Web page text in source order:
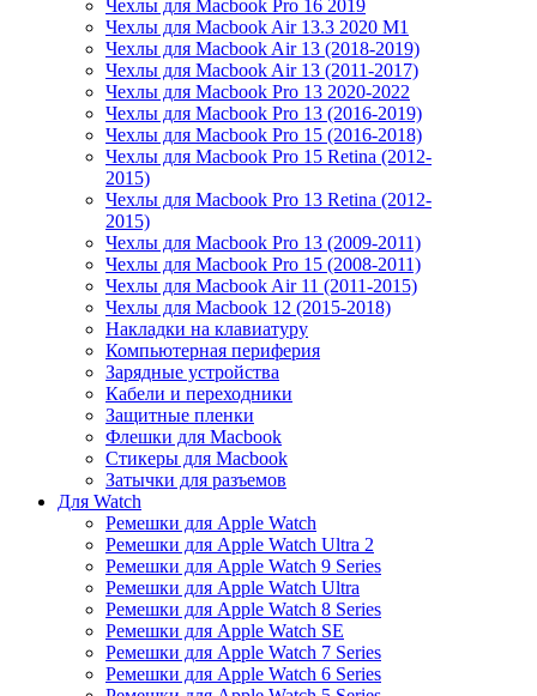
Чехлы для Macbook Pro 16 2019
Чехлы для Macbook Air 13.3 2020 M1
Чехлы для Macbook Air 13 (2018-2019)
Чехлы для Macbook Air 13 (2011-2017)
Чехлы для Macbook Pro 13 2020-2022
Чехлы для Macbook Pro 13 (2016-2019)
Чехлы для Macbook Pro 15 (2016-2018)
Чехлы для Macbook Pro 15 Retina (2012-
2015)
Чехлы для Macbook Pro 13 Retina (2012-
2015)
Чехлы для Macbook Pro 13 (2009-2011)
Чехлы для Macbook Pro 15 (2008-2011)
Чехлы для Macbook Air 11 (2011-2015)
Чехлы для Macbook 12 (2015-2018)
Накладки на клавиатуру
Компьютерная периферия
Зарядные устройства
Кабели и переходники
Защитные пленки
Флешки для Macbook
Стикеры для Macbook
Затычки для разъемов
Для Watch
Ремешки для Apple Watch
Ремешки для Apple Watch Ultra 2
Ремешки для Apple Watch 9 Series
Ремешки для Apple Watch Ultra
Ремешки для Apple Watch 8 Series
Ремешки для Apple Watch SE
Ремешки для Apple Watch 7 Series
Ремешки для Apple Watch 6 Series